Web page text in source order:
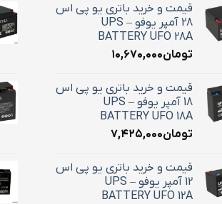
قیمت و خرید باتری یو پی اس
28 آمپر یوفو – UPS
BATTERY UFO 28A
تومان۱۰,۶۷۰,۰۰۰
قیمت و خرید باتری یو پی اس
18 آمپر یوفو – UPS
BATTERY UFO 18A
تومان۷,۴۲۵,۰۰۰
قیمت و خرید باتری یو پی اس
12 آمپر یوفو – UPS
BATTERY UFO 12A